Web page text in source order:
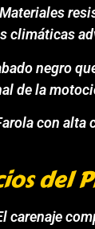
climáticas
negro
de la
con alta
del
carenaje